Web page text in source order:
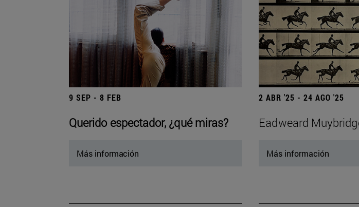
9 SEP - 8 FEB
Querido espectador, ¿qué miras?
Más información
2 ABR '25 - 24 AGO '25
Eadweard
Más información